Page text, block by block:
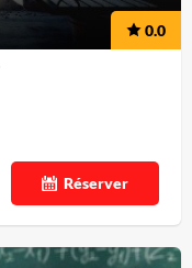
0.0
Réserver